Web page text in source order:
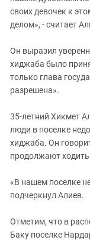
своих девочек к
делом», - считает
Он выразил
хиджаба было
только глава
разрешена».
35-летний Хикмет
люди в поселке
хиджаба. Он
продолжают
«В нашем поселке
подчеркнул Алиев.
Отметим, что в
Баку поселке